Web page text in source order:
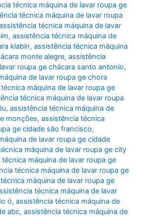
técnica máquina de lavar roupa ge
técnica máquina de lavar roupa
técnica máquina de lavar
,assistência técnica máquina de
klabin,assistência técnica máquina
monte alegre,assistência
roupa ge chácara santo antonio,
de lavar roupa ge chora
máquina de lavar roupa ge
técnica máquina de lavar roupa
,assistência técnica máquina de
monções,assistência técnica
ge cidade são francisco,
de lavar roupa ge cidade
máquina de lavar roupa ge city
máquina de lavar roupa ge
técnica máquina de lavar roupa ge
máquina de lavar roupa ge
técnica máquina de lavar
ó,assistência técnica máquina de
abc,assistência técnica máquina de